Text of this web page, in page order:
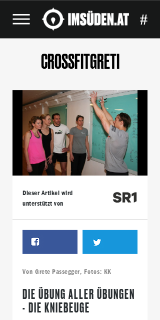
#
CROSSFITGRETI
Dieser Artikel wird
unterstützt von
Von Grete Passegger, Fotos: KK
DIE ÜBUNG ALLER ÜBUNGEN
- DIE KNIEBEUGE